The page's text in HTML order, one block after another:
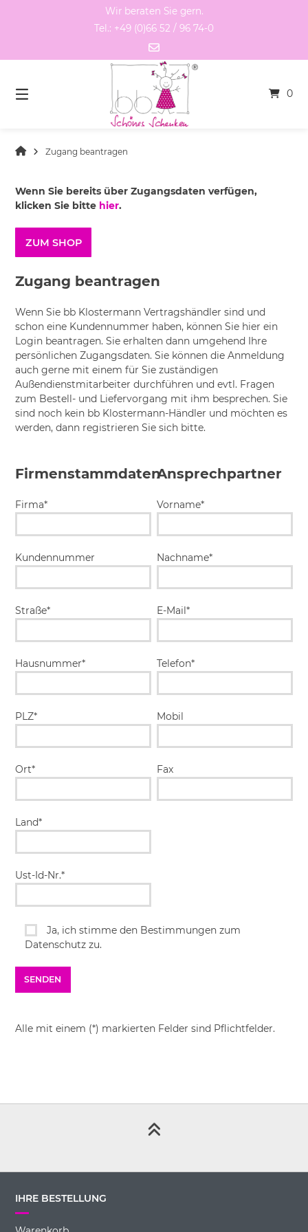
Wir beraten Sie gern.
Tel.: +49 (0)66 52 / 96 74-0
0
Zugang beantragen
Wenn Sie bereits über Zugangsdaten verfügen,
klicken Sie bitte hier.
ZUM SHOP
Zugang beantragen
Wenn Sie bb Klostermann Vertragshändler sind und
schon eine Kundennummer haben, können Sie hier ein
Login beantragen. Sie erhalten dann umgehend Ihre
persönlichen Zugangsdaten. Sie können die Anmeldung
auch gerne mit einem für Sie zuständigen
Außendienstmitarbeiter durchführen und evtl. Fragen
zum Bestell- und Liefervorgang mit ihm besprechen. Sie
sind noch kein bb Klostermann-Händler und möchten es
werden, dann registrieren Sie sich bitte.
Firmenstammdaten
Firma*
Kundennummer
Straße*
Hausnummer*
PLZ*
Ort*
Land*
Ust-Id-Nr.*
Ansprechpartner
Vorname*
Nachname*
E-Mail*
Telefon*
Mobil
Fax
Ja, ich stimme den Bestimmungen zum
Datenschutz zu.
Alle mit einem (*) markierten Felder sind Pflichtfelder.
IHRE BESTELLUNG